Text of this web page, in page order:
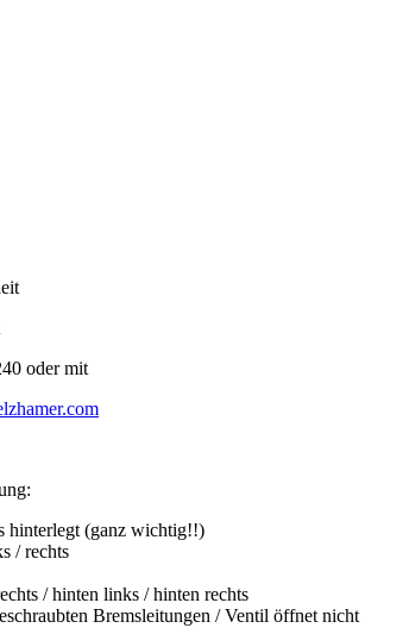
oder mit
hinterlegt (ganz wichtig!!)
/ rechts
/ hinten links / hinten rechts
Bremsleitungen / Ventil öffnet nicht